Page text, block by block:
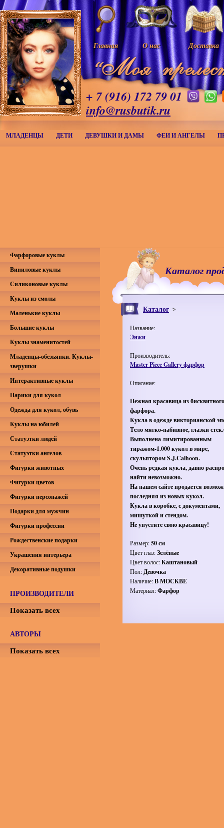
Главная О нас Доставка
+ 7 (916) 172 79 01
info@rusbutik.ru
МЛАДЕНЦЫ ДЕТИ ДЕВУШКИ И ДАМЫ ФЕИ И АНГЕЛЫ
Каталог
Каталог
Название:
Энжи
Производитель:
Master Piece Gallery фарфор
Описание:
Нежная красавица из бисквитного
фарфора.
Кукла в одежде викторианской
Тело мягко-набивное, глазки
Выполнена лимитированным
тиражом-1.000 кукол в мире,
скульптором S.J.Calhoon.
Очень редкая кукла, давно
найти невозможно.
На нашем сайте продается
последняя из новых кукол.
Кукла в коробке, с документами,
мишуткой и стендом.
Не упустите свою красавицу!
Размер:50 см
Цвет глаз:Зелёные
Цвет волос:Каштановый
Пол:Девочка
Наличие:В МОСКВЕ
Материал:Фарфор
Фарфоровые куклы
Виниловые куклы
Силиконовые куклы
Куклы из смолы
Маленькие куклы
Большие куклы
Куклы знаменитостей
Младенцы-обезьянки. Куклы-
зверушки
Интерактивные куклы
Парики для кукол
Одежда для кукол, обувь
Куклы на юбилей
Статуэтки людей
Статуэтки ангелов
Фигурки животных
Фигурки цветов
Фигурки персонажей
Подарки для мужчин
Фигурки профессии
Рождественские подарки
Украшения интерьера
Декоративные подушки
ПРОИЗВОДИТЕЛИ
Показать всех
АВТОРЫ
Показать всех